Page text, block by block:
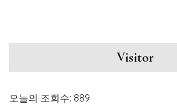
Visitor
오늘의 조회수: 889